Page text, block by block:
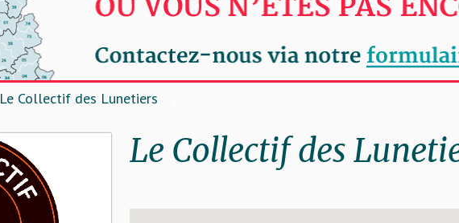
Le Collectif des Lunetiers
Le Collectif des